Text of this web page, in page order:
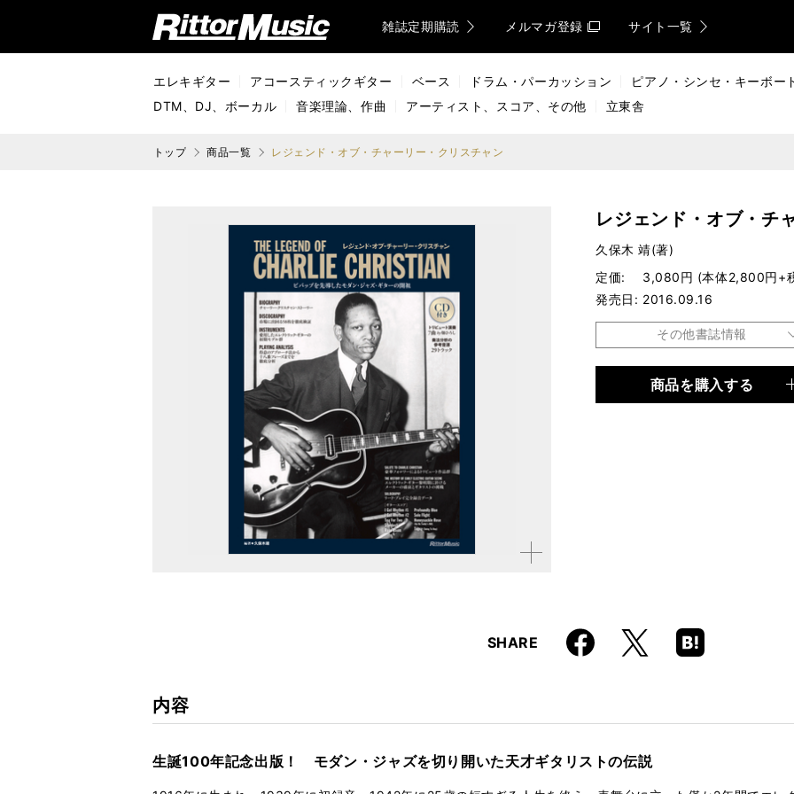
リットーミュージック (Rittor Music) 雑誌定期購読 メルマガ登録 サイト一覧
エレキギター アコースティックギター ベース ドラム・パーカッション
ピアノ・シンセ・キーボー
DTM、DJ、ボーカル
音楽理論、作曲 アーティスト、スコア、その他 立東舎
トップ 商品一覧 レジェンド・オブ・チャーリー・クリスチャン
拡大す
レジェンド・オブ・チ
久保木 靖(著)
定価
3,080円 (本体2,800円+
発売日
2016.09.16
その他書誌情報
楽譜
商品を購入する
SHARE Faceboo
k
X
Hatena
Boo
内容
生誕100年記念出版！ モダン・ジャズを切り開いた天才ギタリストの伝説